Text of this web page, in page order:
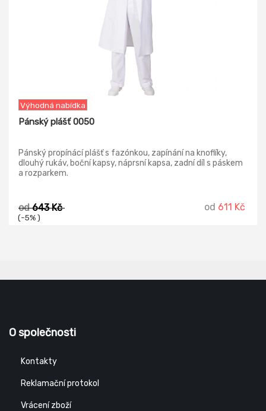
Výhodná nabídka
Pánský plášť 0050
Pánský propínácí plášť s fazónkou, zapínání na knoflíky,
dlouhý rukáv, boční kapsy, náprsní kapsa, zadní díl s páskem
a rozparkem.
od643 Kč
(-5% )
od 611 Kč
O společnosti
Kontakty
Reklamační protokol
Vrácení zboží